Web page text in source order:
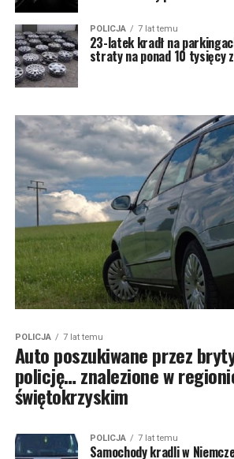
POLICJA 7 lat temu
23-latek kradł na
straty na ponad 10 tysięcy
POLICJA 7 lat temu
Auto poszukiwane przez
policję… znalezione w
świętokrzyskim
POLICJA 7 lat temu
Samochody kradli w